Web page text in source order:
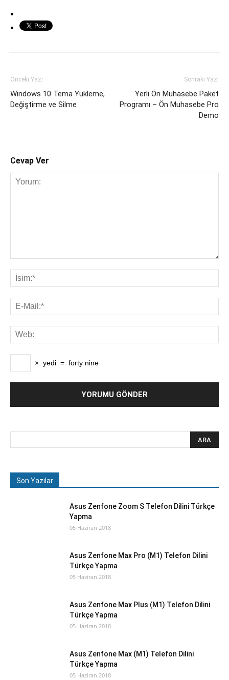
Önceki Yazı
Windows 10 Tema Yükleme,
Değiştirme ve Silme
Sonraki Yazı
Yerli Ön Muhasebe Paket
Programı – Ön Muhasebe Pro
Demo
Cevap Ver
× yedi = forty nine
Son Yazılar
Asus Zenfone Zoom S Telefon Dilini Türkçe
Yapma
05 Haziran 2018
Asus Zenfone Max Pro (M1) Telefon Dilini
Türkçe Yapma
05 Haziran 2018
Asus Zenfone Max Plus (M1) Telefon Dilini
Türkçe Yapma
05 Haziran 2018
Asus Zenfone Max (M1) Telefon Dilini
Türkçe Yapma
05 Haziran 2018